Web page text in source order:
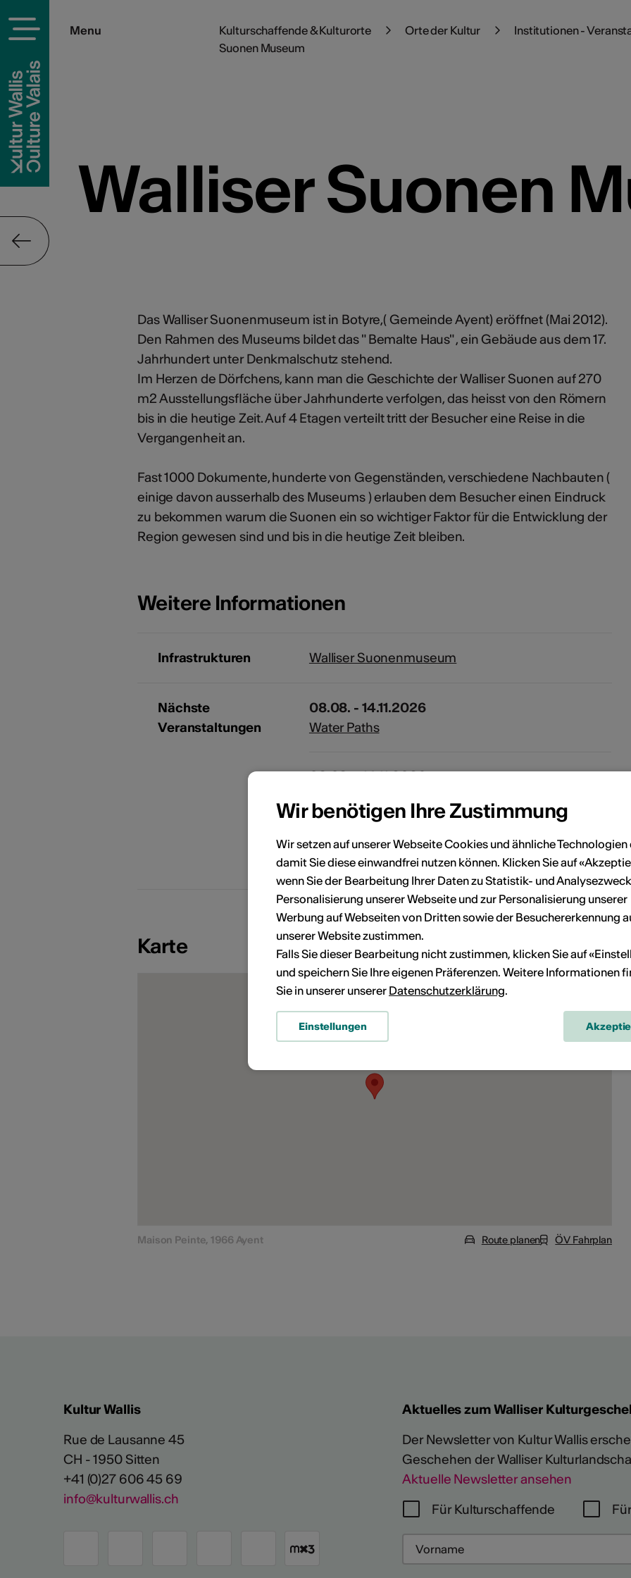
Menu Kulturschaffende & Kulturorte Orte der Kultur Institutionen -
Suonen Museum
Walliser Suonen
Das Walliser Suonenmuseum ist in Botyre,( Gemeinde Ayent) eröffnet (Mai 2012).
Den Rahmen des Museums bildet das " Bemalte Haus" , ein Gebäude aus dem 17.
Jahrhundert unter Denkmalschutz stehend.
Im Herzen de Dörfchens, kann man die Geschichte der Walliser Suonen auf 270
m2 Ausstellungsfläche über Jahrhunderte verfolgen, das heisst von den Römern
bis in die heutige Zeit. Auf 4 Etagen verteilt tritt der Besucher eine Reise in die
Vergangenheit an.
Fast 1000 Dokumente, hunderte von Gegenständen, verschiedene Nachbauten (
einige davon ausserhalb des Museums ) erlauben dem Besucher einen Eindruck
zu bekommen warum die Suonen ein so wichtiger Faktor für die Entwicklung der
Region gewesen sind und bis in die heutige Zeit bleiben.
Weitere Informationen
Infrastrukturen Walliser Suonenmuseum
Nächste
Veranstaltungen
08.08. - 14.11.2026
Water Paths
08.08. - 14.11.2026
08.08.2026 - 31.05.2034
Musée valaisan des Bisses
Karte
Maison Peinte, 1966 Ayent Route planen ÖV Fahrplan
Kultur Wallis
Rue de Lausanne 45
CH - 1950 Sitten
+41 (0)27 606 45 69
info@kulturwallis.ch
Aktuelles zum Walliser
Der Newsletter von Kultur Wallis
Geschehen der Walliser
Aktuelle Newsletter ansehen
Für Kulturschaffende
Wir benötigen Ihre Zustimmung
Wir setzen auf unserer Webseite Cookies und ähnliche Technologien
damit Sie diese einwandfrei nutzen können. Klicken Sie auf
wenn Sie der Bearbeitung Ihrer Daten zu Statistik- und
Personalisierung unserer Webseite und zur Personalisierung unserer
Werbung auf Webseiten von Dritten sowie der Besuchererkennung
unserer Website zustimmen.
Falls Sie dieser Bearbeitung nicht zustimmen, klicken Sie auf
und speichern Sie Ihre eigenen Präferenzen. Weitere Informationen
Sie in unserer unserer Datenschutzerklärung.
Einstellungen